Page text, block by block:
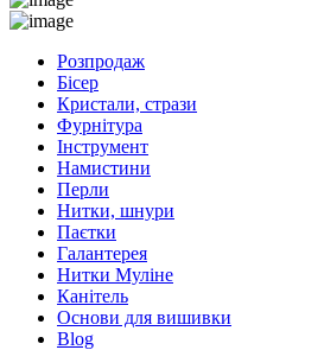
Розпродаж
Бісер
Кристали, стрази
Фурнітура
Інструмент
Намистини
Перли
Нитки, шнури
Паєтки
Галантерея
Нитки Муліне
Канітель
Основи для вишивки
Blog